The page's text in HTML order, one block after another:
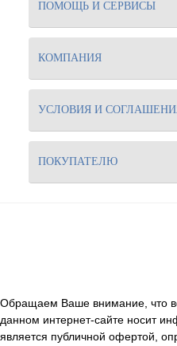
ПОМОЩЬ И СЕРВИСЫ
КОМПАНИЯ
УСЛОВИЯ И
ПОКУПАТЕЛЮ
Обращаем Ваше внимание, что
данном интернет-сайте носит
является публичной офертой,